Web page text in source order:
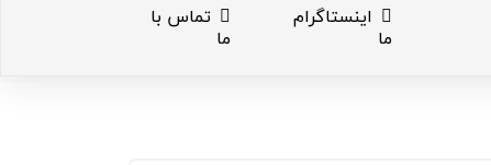
اینستاگرام
ما
تماس با
ما